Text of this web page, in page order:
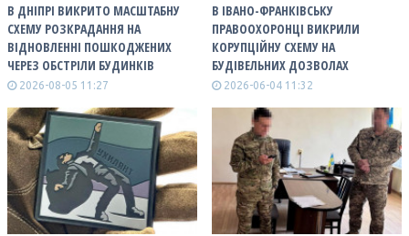
В ДНІПРІ ВИКРИТО МАСШТАБНУ
СХЕМУ РОЗКРАДАННЯ НА
ВІДНОВЛЕННІ ПОШКОДЖЕНИХ
ЧЕРЕЗ ОБСТРІЛИ БУДИНКІВ
2026-08-05 11:27
В ІВАНО-ФРАНКІВСЬКУ
ПРАВООХОРОНЦІ ВИКРИЛИ
КОРУПЦІЙНУ СХЕМУ НА
БУДІВЕЛЬНИХ ДОЗВОЛАХ
2026-06-04 11:32